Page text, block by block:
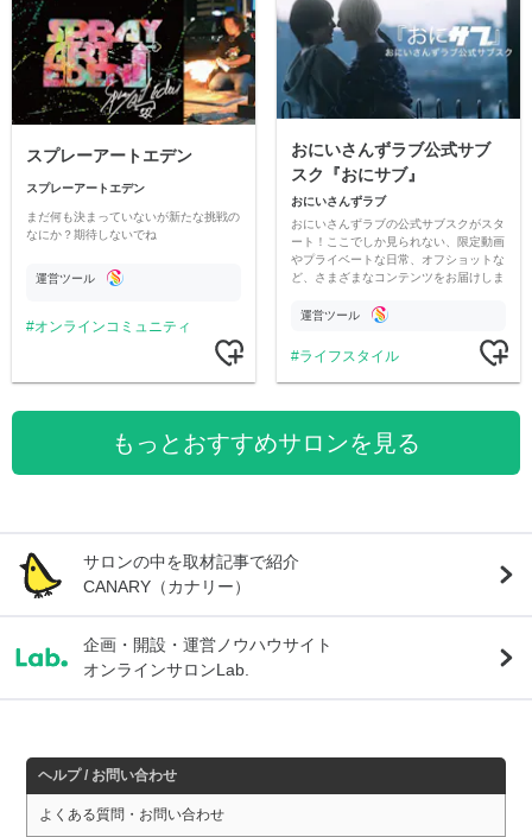
スプレーアートエデン
スプレーアートエデン
まだ何も決まっていないが新たな挑戦の
なにか？期待しないでね
運営ツール
オンラインコミュニティ
おにいさんずラブ公式サブ
スク『おにサブ』
おにいさんずラブ
おにいさんずラブの公式サブスクがスタ
ート！ここでしか見られない、限定動画
やプライベートな日常、オフショットな
ど、さまざまなコンテンツをお届けしま
運営ツール
ライフスタイル
もっとおすすめサロンを見る
サロンの中を取材記事で紹介
CANARY（カナリー）
企画・開設・運営ノウハウサイト
オンラインサロンLab.
ヘルプ / お問い合わせ
よくある質問・お問い合わせ